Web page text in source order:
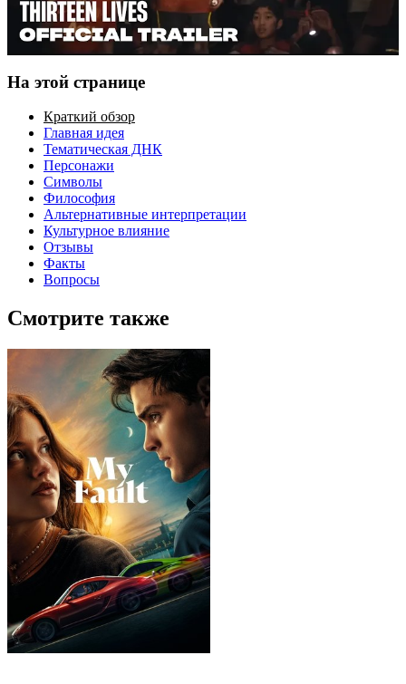
На этой странице
Краткий обзор
Главная идея
Тематическая ДНК
Персонажи
Символы
Философия
Альтернативные интерпретации
Культурное влияние
Отзывы
Факты
Вопросы
Смотрите также